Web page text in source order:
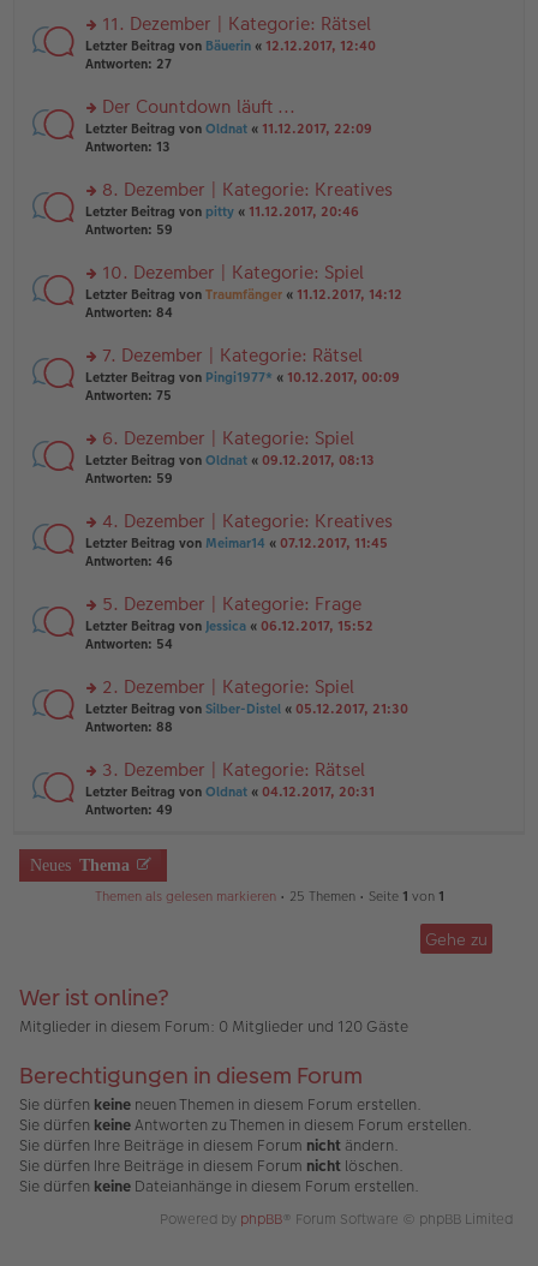
tr
a
g
e
n
er
tr
a
g
n
g
el
e
n
er
tr
a
g
rs
te
n
g
el
e
n
er
tr
a
g
11. Dezember | Kategorie: Rätsel
Letzter Beitrag von Bäuerin « 12.12.2017, 12:40
Antworten: 27
rs
te
n
g
el
e
n
er
tr
a
g
Der Countdown läuft ...
Letzter Beitrag von Oldnat « 11.12.2017, 22:09
Antworten: 13
rs
te
n
g
el
e
n
er
tr
a
g
8. Dezember | Kategorie: Kreatives
Letzter Beitrag von pitty « 11.12.2017, 20:46
Antworten: 59
rs
te
n
g
el
e
n
er
tr
a
g
10. Dezember | Kategorie: Spiel
Letzter Beitrag von Traumfänger « 11.12.2017, 14:12
Antworten: 84
rs
te
n
g
el
e
n
er
tr
a
g
7. Dezember | Kategorie: Rätsel
Letzter Beitrag von Pingi1977* « 10.12.2017, 00:09
Antworten: 75
rs
te
n
g
el
e
n
er
tr
a
g
6. Dezember | Kategorie: Spiel
Letzter Beitrag von Oldnat « 09.12.2017, 08:13
Antworten: 59
rs
te
n
g
el
e
n
er
tr
a
g
4. Dezember | Kategorie: Kreatives
Letzter Beitrag von Meimar14 « 07.12.2017, 11:45
Antworten: 46
rs
te
n
g
el
e
n
er
tr
a
5. Dezember | Kategorie: Frage
Letzter Beitrag von Jessica « 06.12.2017, 15:52
Antworten: 54
rs
te
n
g
el
e
n
er
2. Dezember | Kategorie: Spiel
Letzter Beitrag von Silber-Distel « 05.12.2017, 21:30
Antworten: 88
rs
te
n
g
ei
tr
3. Dezember | Kategorie: Rätsel
Letzter Beitrag von Oldnat « 04.12.2017, 20:31
Antworten: 49
Neues Thema
Themen als gelesen markieren• 25 Themen • Seite 1 von 1
Gehe zu
Wer ist online?
Mitglieder in diesem Forum: 0 Mitglieder und 120 Gäste
Berechtigungen in diesem Forum
Sie dürfen keine neuen Themen in diesem Forum erstellen.
Sie dürfen keineAntworten zu Themen in diesem Forum erstellen.
Sie dürfen Ihre Beiträge in diesem Forum nicht ändern.
Sie dürfen Ihre Beiträge in diesem Forum nicht löschen.
Sie dürfen keine Dateianhänge in diesem Forum erstellen.
Powered by phpBB® Forum Software © phpBB Limited